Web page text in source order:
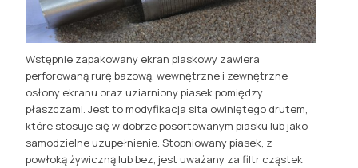
Wstępnie zapakowany ekran piaskowy zawiera
perforowaną rurę bazową, wewnętrzne i zewnętrzne
osłony ekranu oraz uziarniony piasek pomiędzy
płaszczami. Jest to modyfikacja sita owiniętego drutem,
które stosuje się w dobrze posortowanym piasku lub jako
samodzielne uzupełnienie. Stopniowany piasek, z
powłoką żywiczną lub bez, jest uważany za filtr cząstek